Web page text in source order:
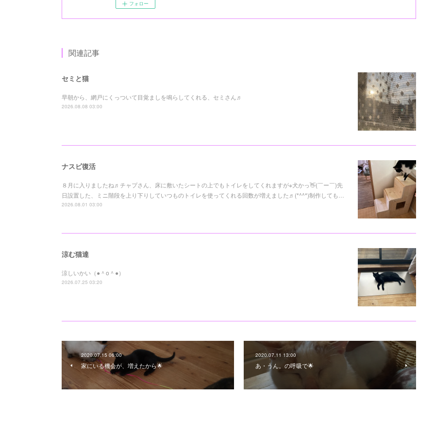
フォロー
関連記事
セミと猫
早朝から、網戸にくっついて目覚ましを鳴らしてくれる、セミさん♬
2026.08.08 03:00
ナスビ復活
８月に入りましたね♬チャプさん、床に敷いたシートの上でもトイレをしてくれますが※犬かっ👋(￣ー￣)先
日設置した、ミニ階段を上り下りしていつものトイレを使ってくれる回数が増えました♬(*^^*)制作しても…
2026.08.01 03:00
涼む猫達
涼しいかい（●＾o＾●）
2026.07.25 03:20
2020.07.15 06:00
家にいる機会が、増えたから🌟
2020.07.11 13:00
あ・うん。の呼吸で🌟